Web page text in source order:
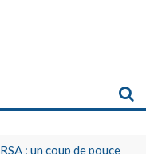
RSA : un coup de pouce